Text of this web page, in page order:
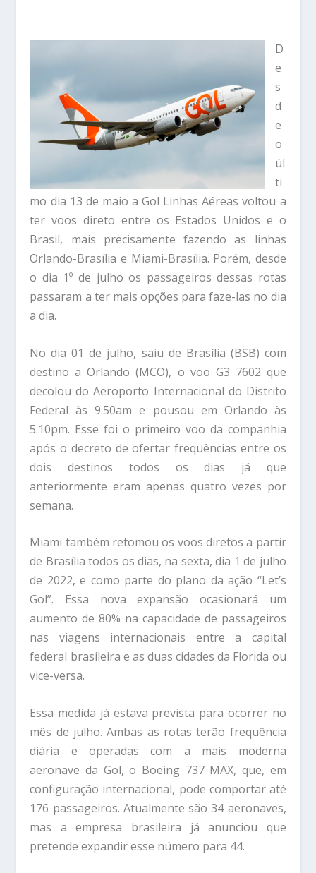
D
e
s
d
e
o
úl
ti
mo dia 13 de maio a Gol Linhas Aéreas voltou a
ter voos direto entre os Estados Unidos e o
Brasil, mais precisamente fazendo as linhas
Orlando-Brasília e Miami-Brasília. Porém, desde
o dia 1º de julho os passageiros dessas rotas
passaram a ter mais opções para faze-las no dia
a dia.
No dia 01 de julho, saiu de Brasília (BSB) com
destino a Orlando (MCO), o voo G3 7602 que
decolou do Aeroporto Internacional do Distrito
Federal às 9.50am e pousou em Orlando às
5.10pm. Esse foi o primeiro voo da companhia
após o decreto de ofertar frequências entre os
dois destinos todos os dias já que
anteriormente eram apenas quatro vezes por
semana.
Miami também retomou os voos diretos a partir
de Brasília todos os dias, na sexta, dia 1 de julho
de 2022, e como parte do plano da ação “Let’s
Gol”. Essa nova expansão ocasionará um
aumento de 80% na capacidade de passageiros
nas viagens internacionais entre a capital
federal brasileira e as duas cidades da Florida ou
vice-versa.
Essa medida já estava prevista para ocorrer no
mês de julho. Ambas as rotas terão frequência
diária e operadas com a mais moderna
aeronave da Gol, o Boeing 737 MAX, que, em
configuração internacional, pode comportar até
176 passageiros. Atualmente são 34 aeronaves,
mas a empresa brasileira já anunciou que
pretende expandir esse número para 44.